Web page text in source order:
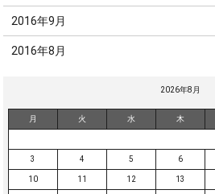
2016年9月
2016年8月
2026年8月
月 火 水 木
3 4 5 6
10 11 12 13